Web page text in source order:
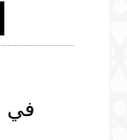
الخطب
المكتبة الصوتية
في